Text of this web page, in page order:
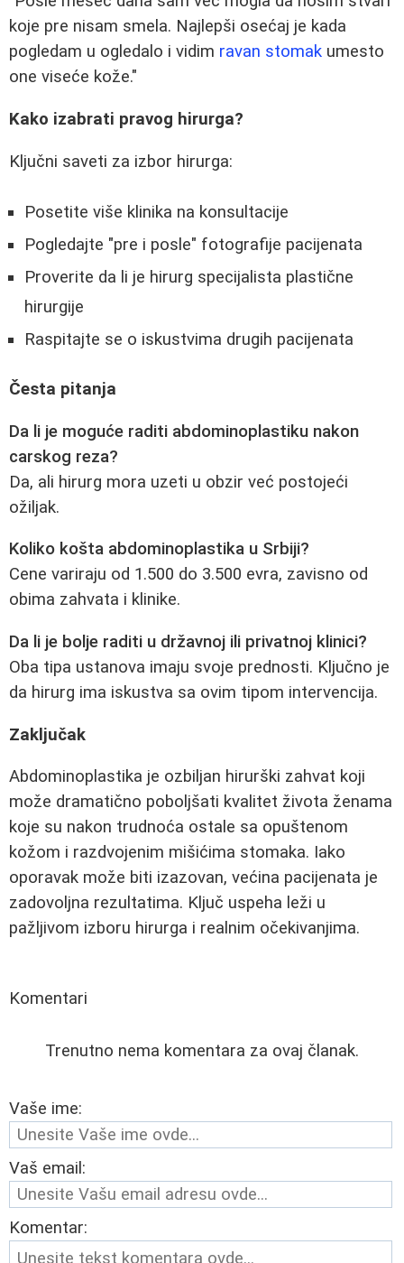
koje pre nisam smela. Najlepši osećaj je kada
pogledam u ogledalo i vidim ravan stomak umesto
one viseće kože."
Kako izabrati pravog hirurga?
Ključni saveti za izbor hirurga:
Posetite više klinika na konsultacije
Pogledajte "pre i posle" fotografije pacijenata
Proverite da li je hirurg specijalista plastične
hirurgije
Raspitajte se o iskustvima drugih pacijenata
Česta pitanja
Da li je moguće raditi abdominoplastiku nakon
carskog reza?
Da, ali hirurg mora uzeti u obzir već postojeći
ožiljak.
Koliko košta abdominoplastika u Srbiji?
Cene variraju od 1.500 do 3.500 evra, zavisno od
obima zahvata i klinike.
Da li je bolje raditi u državnoj ili privatnoj klinici?
Oba tipa ustanova imaju svoje prednosti. Ključno je
da hirurg ima iskustva sa ovim tipom intervencija.
Zaključak
Abdominoplastika je ozbiljan hirurški zahvat koji
može dramatično poboljšati kvalitet života ženama
koje su nakon trudnoća ostale sa opuštenom
kožom i razdvojenim mišićima stomaka. Iako
oporavak može biti izazovan, većina pacijenata je
zadovoljna rezultatima. Ključ uspeha leži u
pažljivom izboru hirurga i realnim očekivanjima.
Komentari
Trenutno nema komentara za ovaj članak.
Vaše ime:
Vaš email:
Komentar: